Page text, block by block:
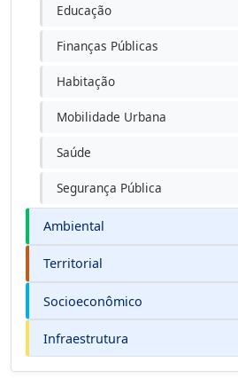
Educação
Finanças Públicas
Habitação
Mobilidade Urbana
Saúde
Segurança Pública
Ambiental
Territorial
Socioeconômico
Infraestrutura